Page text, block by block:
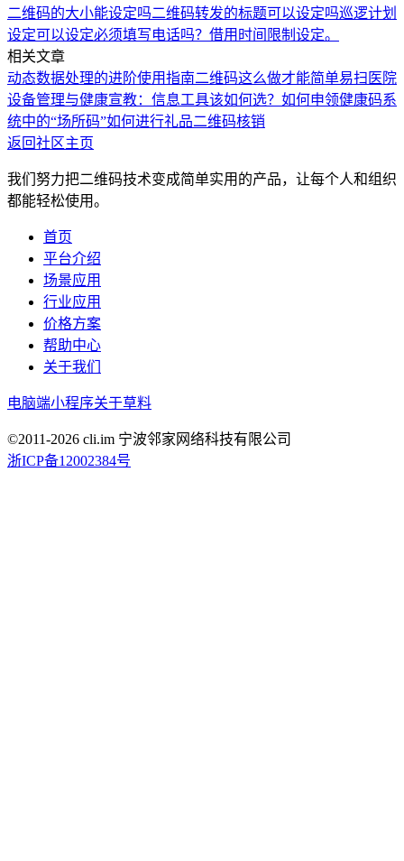
二维码的大小能设定吗二维码转发的标题可以设定吗巡逻计划
设定可以设定必须填写电话吗？ 借用时间限制设定。
相关文章
动态数据处理的进阶使用指南二维码这么做才能简单易扫 医院
设备管理与健康宣教：信息工具该如何选？ 如何申领健康码系
统中的“场所码”如何进行礼品二维码核销
返回社区主页
我们努力把二维码技术变成简单实用的产品，让每个人和组织
都能轻松使用。
首页
平台介绍
场景应用
行业应用
价格方案
帮助中心
关于我们
电脑端小程序关于草料
©2011-2026 cli.im 宁波邻家网络科技有限公司
浙ICP备12002384号